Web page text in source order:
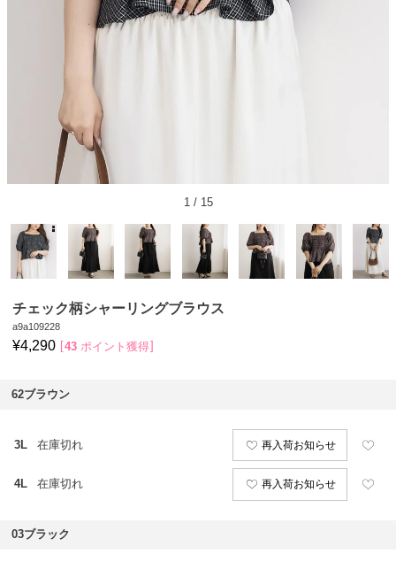
1/ 15
チェック柄シャーリングブラウス
a9a109228
¥4,290 43 ポイント獲得
62ブラウン
3L 在庫切れ 再入荷お知らせ
4L 在庫切れ 再入荷お知らせ
03ブラック